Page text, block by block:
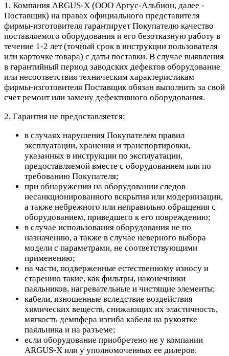
1. Компания ARGUS-X (ООО Аргус-Альбион, далее -
Поставщик) на правах официального представителя
фирмы-изготовителя гарантирует Покупателю качество
поставляемого оборудования и его безотказную работу в
течение 1-2 лет (точный срок в инструкции пользователя
или карточке товара) с даты поставки. В случае выявления
в гарантийный период заводских дефектов оборудование
или несоответствия техническим характеристикам
фирмы-изготовителя Поставщик обязан выполнить за свой
счет ремонт или замену дефективного оборудования.
2. Гарантия не предоставляется:
в случаях нарушения Покупателем правил
эксплуатации, хранения и транспортировки,
указанных в инструкции по эксплуатации,
предоставляемой вместе с оборудованием или по
требованию Покупателя;
при обнаружении на оборудовании следов
несанкционированного вскрытия или модернизации,
а также небрежного или неправильно обращения с
оборудованием, приведшего к его повреждению;
в случае использования оборудования не по
назначению, а также в случае неверного выбора
модели с параметрами, не соответствующими
применению;
на части, подверженные естественному износу и
старению такие, как фильтры, наконечники
паяльников, нагревательные и чистящие элементы;
кабели, изношенные вследствие воздействия
химических веществ, снижающих их эластичность,
мягкость демпфера изгиба кабеля на рукоятке
паяльника и на разъеме;
если оборудование приобретено не у компании
ARGUS-X или у уполномоченных ее дилеров.